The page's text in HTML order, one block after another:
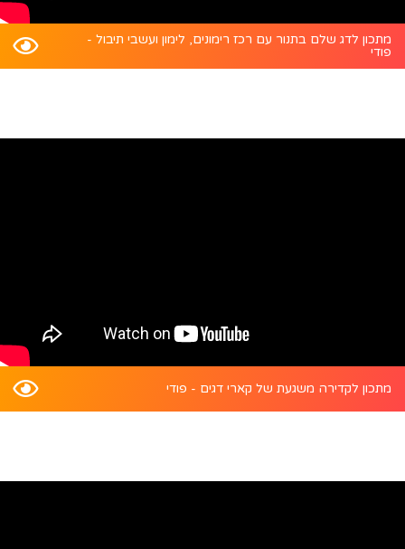
מתכון לדג שלם בתנור עם רכז רימונים, לימון ועשבי תיבול -
פודי
מתכון לקדירה משגעת של קארי דגים - פודי